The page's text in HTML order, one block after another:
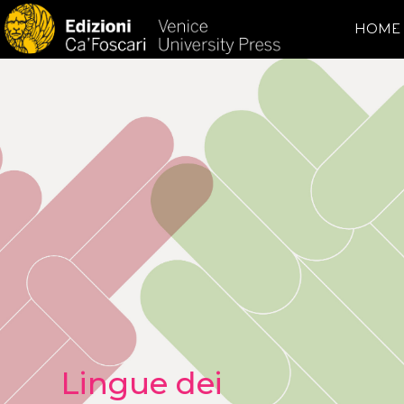
HOME
Lingue dei